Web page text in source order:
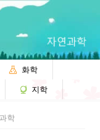
화학
지학
학